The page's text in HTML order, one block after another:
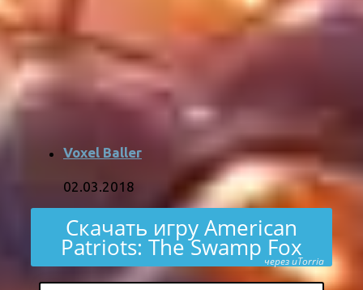
Voxel Baller
02.03.2018
Скачать игру American
Patriots: The Swamp Fox
через uTorria